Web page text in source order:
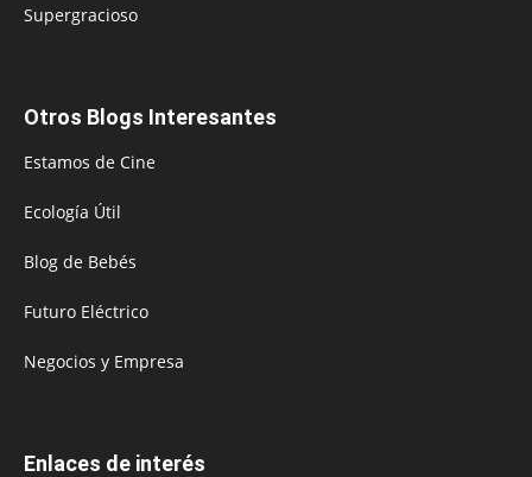
Supergracioso
Otros Blogs Interesantes
Estamos de Cine
Ecología Útil
Blog de Bebés
Futuro Eléctrico
Negocios y Empresa
Enlaces de interés